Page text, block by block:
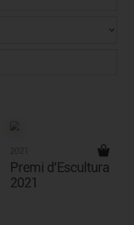
Premi d'Escultura
2021